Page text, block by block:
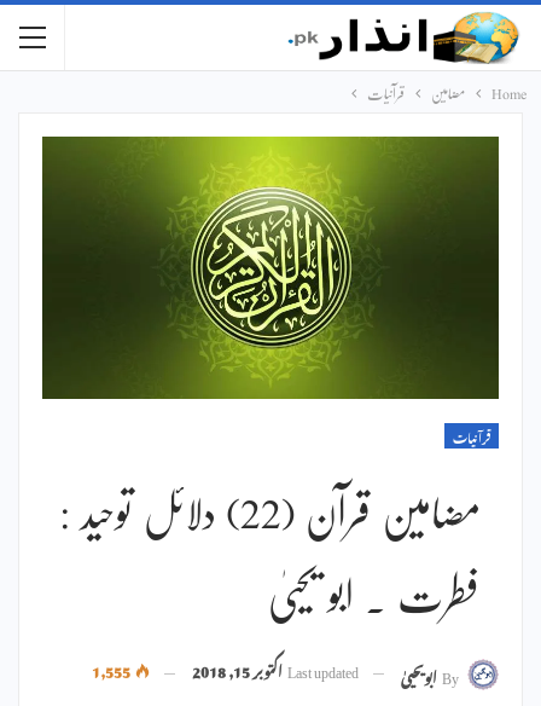
Home مضامین قرآنیات
قرآنیات
مضامین قرآن (22) دلائل توحید :
فطرت ۔ ابو یحییٰ
Byابویحییٰ Last updatedاکتوبر 15, 2018